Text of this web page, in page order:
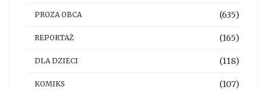
PROZA OBCA (635)
REPORTAŻ (165)
DLA DZIECI (118)
KOMIKS (107)